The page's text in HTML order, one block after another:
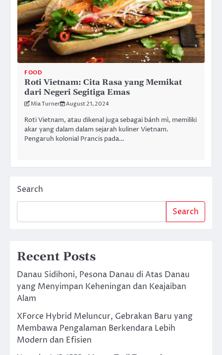
FOOD
Roti Vietnam: Cita Rasa yang Memikat
dari Negeri Segitiga Emas
Mia Turner August 21, 2024
Roti Vietnam, atau dikenal juga sebagai bánh mì, memiliki
akar yang dalam dalam sejarah kuliner Vietnam.
Pengaruh kolonial Prancis pada…
Search
Search
Recent Posts
Danau Sidihoni, Pesona Danau di Atas Danau
yang Menyimpan Keheningan dan Keajaiban
Alam
XForce Hybrid Meluncur, Gebrakan Baru yang
Membawa Pengalaman Berkendara Lebih
Modern dan Efisien